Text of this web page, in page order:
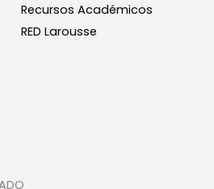
Recursos Académicos
RED Larousse